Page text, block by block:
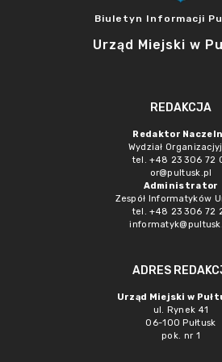
Biuletyn Informacji
Urząd Miejski w
REDAKCJA
Redaktor
Wydział
tel. +48 23 306 72
or@pultusk.pl
Administrator
Zespół Informatyków
tel. +48 23 306 72
ADRES
Urząd Miejski w
ul. Rynek 41
06-100 Pułtusk
pok. nr 1